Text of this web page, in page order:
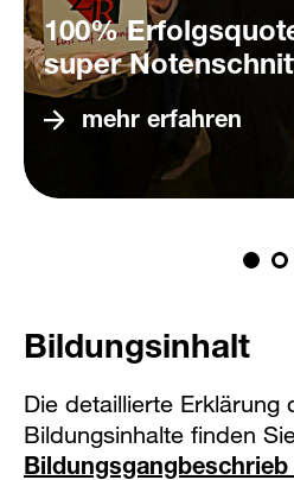
100%
super
mehr erfahren
Bildungsinhalt
Die detaillierte Erklärung
Bildungsinhalte finden
Bildungsgangbeschrieb